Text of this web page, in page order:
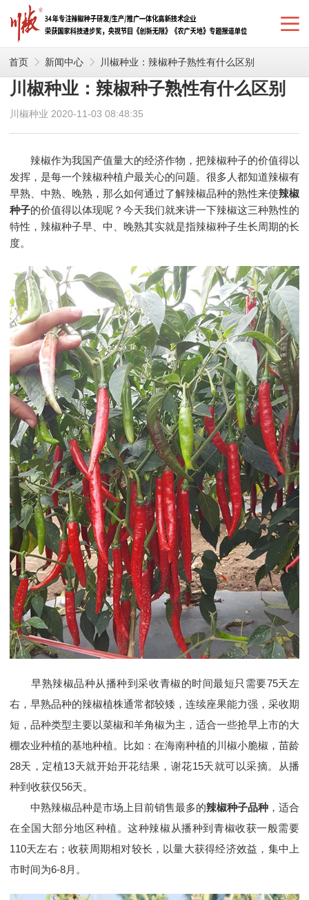
首页 新闻中心 川椒种业：辣椒种子熟性有什么区别
川椒种业：辣椒种子熟性有什么区别
川椒种业 2020-11-03 08:48:35
辣椒作为我国产值量大的经济作物，把辣椒种子的价值得以
发挥，是每一个辣椒种植户最关心的问题。很多人都知道辣椒有
早熟、中熟、晚熟，那么如何通过了解辣椒品种的熟性来使辣椒
种子的价值得以体现呢？今天我们就来讲一下辣椒这三种熟性的
特性，辣椒种子早、中、晚熟其实就是指辣椒种子生长周期的长
度。
早熟辣椒品种从播种到采收青椒的时间最短只需要75天左
右，早熟品种的辣椒植株通常都较矮，连续座果能力强，采收期
短，品种类型主要以菜椒和羊角椒为主，适合一些抢早上市的大
棚农业种植的基地种植。比如：在海南种植的川椒小脆椒，苗龄
28天，定植13天就开始开花结果，谢花15天就可以采摘。从播
种到收获仅56天。
中熟辣椒品种是市场上目前销售最多的辣椒种子品种 ，适合
在全国大部分地区种植。这种辣椒从播种到青椒收获一般需要
110天左右；收获周期相对较长，以量大获得经济效益，集中上
市时间为6-8月。